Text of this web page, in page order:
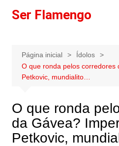
paraSer Flamengo
Página inicial
Ídolos
O que ronda pelos corredores
Petkovic, mundialito…
O que ronda
da Gávea?
Petkovic,